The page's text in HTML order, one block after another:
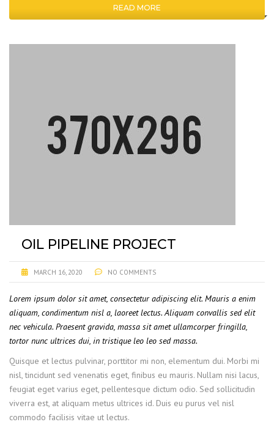
READ MORE
OIL PIPELINE PROJECT
MARCH 16, 2020 NO COMMENTS
Lorem ipsum dolor sit amet, consectetur adipiscing elit. Mauris a enim
aliquam, condimentum nisl a, laoreet lectus. Aliquam convallis sed elit
nec vehicula. Praesent gravida, massa sit amet ullamcorper fringilla,
tortor nunc ultrices dui, in tristique leo leo sed massa.
Quisque et lectus pulvinar, porttitor mi non, elementum dui. Morbi mi
nisl, tincidunt sed venenatis eget, finibus eu mauris. Nullam nisi lacus,
feugiat eget varius eget, pellentesque dictum odio. Sed sollicitudin
viverra est, at aliquam metus ultrices id. Duis eu purus vel nisl
commodo facilisis vitae ut lectus.